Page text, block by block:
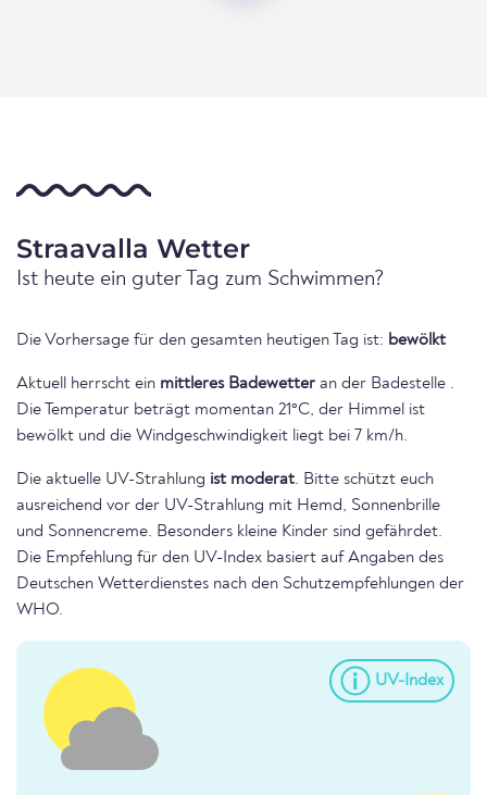
Straavalla Wetter
Ist heute ein guter Tag zum Schwimmen?
Die Vorhersage für den gesamten heutigen Tag ist: bewölkt
Aktuell herrscht ein mittleres Badewetter an der Badestelle .
Die Temperatur beträgt momentan 21°C, der Himmel ist
bewölkt und die Windgeschwindigkeit liegt bei 7 km/h.
Die aktuelle UV-Strahlung ist moderat. Bitte schützt euch
ausreichend vor der UV-Strahlung mit Hemd, Sonnenbrille
und Sonnencreme. Besonders kleine Kinder sind gefährdet.
Die Empfehlung für den UV-Index basiert auf Angaben des
Deutschen Wetterdienstes nach den Schutzempfehlungen der
WHO.
UV-Index